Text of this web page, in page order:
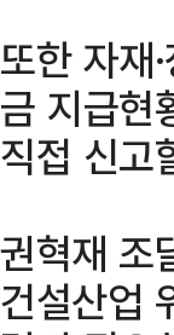
또한 자재
금 지급현
직접 신고
권혁재 조
건설산업